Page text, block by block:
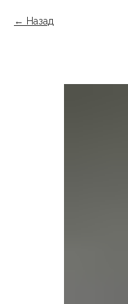
Назад